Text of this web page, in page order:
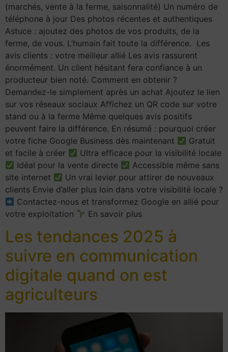
(marchés, vente à la ferme, saisonnalité) Un numéro de
téléphone à jour Des photos récentes et authentiques
Astuce : ajoutez des photos de vos produits, de la
ferme, de vous. L’humain fait toute la différence. Les
avis clients : votre meilleur allié Les avis rassurent
énormément. Un client hésitant fera confiance à un
producteur bien noté. Comment en obtenir ?
Demandez-le simplement après un achat Ajoutez le lien
sur vos réseaux sociaux Affichez un QR code sur votre
stand ou à la ferme Même quelques avis positifs
peuvent faire la différence. En résumé : pourquoi créer
votre fiche Google Business dès maintenant
Gratuit
et facile à créer
Ultra efficace pour la visibilité locale
Idéal pour la vente directe
Accessible même sans
site internet
Un vrai levier pour attirer de nouveaux
clients Envie d’aller plus loin dans votre visibilité locale ?
Contactez-nous et transformez Google en allié pour
votre exploitation
En savoir plus
Les tendances 2025 à
suivre en communication
digitale quand on est
agriculteurs